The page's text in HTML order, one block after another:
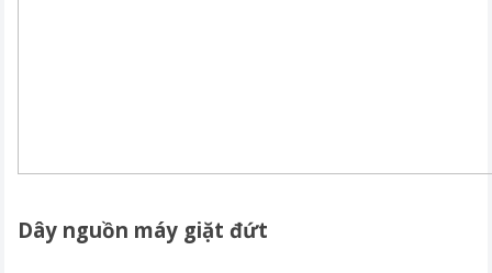
Dây nguồn máy giặt đứt